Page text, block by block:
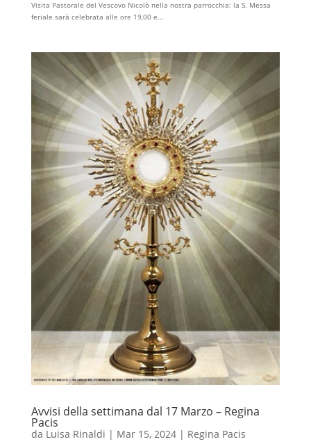
Visita Pastorale del Vescovo Nicolò nella nostra parrocchia: la S. Messa
feriale sarà celebrata alle ore 19,00 e...
Avvisi della settimana dal 17 Marzo – Regina
Pacis
da Luisa Rinaldi | Mar 15, 2024| Regina Pacis